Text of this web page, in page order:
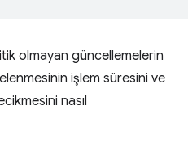
olmayan güncellemelerin
işlem süresini ve
nasıl